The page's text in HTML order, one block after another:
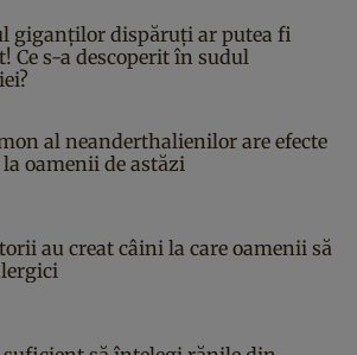
giganților dispăruți ar putea fi
Ce s-a descoperit în sudul
al neanderthalienilor are efecte
oamenii de astăzi
au creat câini la care oamenii să